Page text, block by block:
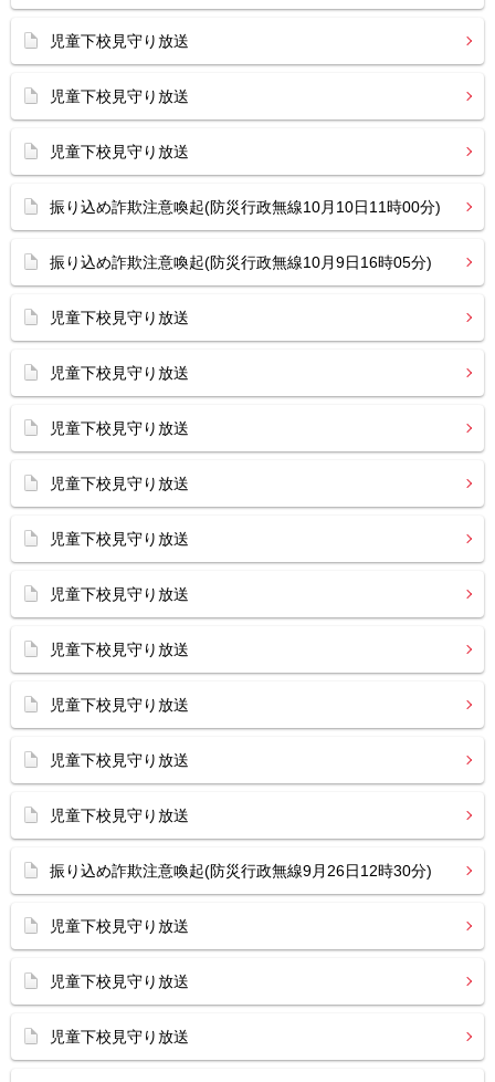
児童下校見守り放送
児童下校見守り放送
児童下校見守り放送
振り込め詐欺注意喚起(防災行政無線10月10日11時00分)
振り込め詐欺注意喚起(防災行政無線10月9日16時05分)
児童下校見守り放送
児童下校見守り放送
児童下校見守り放送
児童下校見守り放送
児童下校見守り放送
児童下校見守り放送
児童下校見守り放送
児童下校見守り放送
児童下校見守り放送
児童下校見守り放送
振り込め詐欺注意喚起(防災行政無線9月26日12時30分)
児童下校見守り放送
児童下校見守り放送
児童下校見守り放送